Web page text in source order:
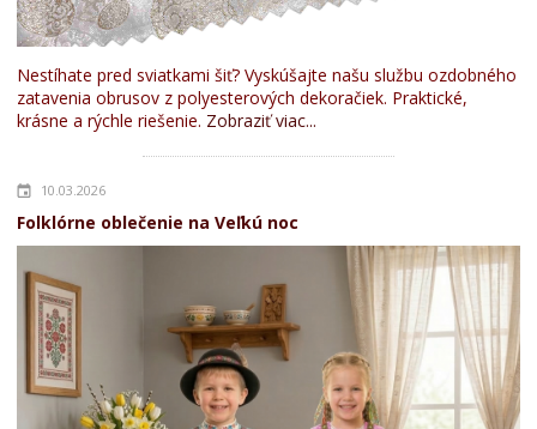
Nestíhate pred sviatkami šiť? Vyskúšajte našu službu ozdobného
zatavenia obrusov z polyesterových dekoračiek. Praktické,
krásne a rýchle riešenie. Zobraziť viac...
10.03.2026
Folklórne oblečenie na Veľkú noc